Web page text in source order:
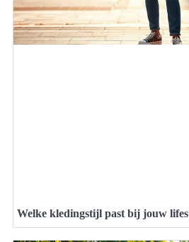
Welke kledingstijl past bij jouw